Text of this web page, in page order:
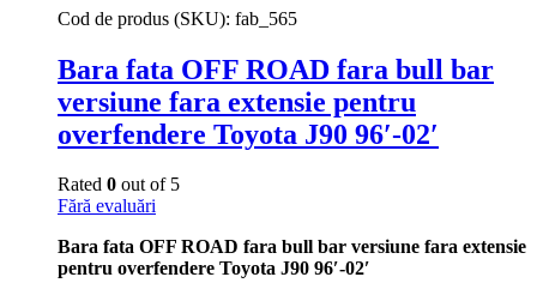
Cod de produs (SKU): fab_565
Bara fata OFF ROAD fara bull bar
versiune fara extensie pentru
overfendere Toyota J90 96′-02′
Rated 0 out of 5
Fără evaluări
Bara fata OFF ROAD fara bull bar versiune fara extensie
pentru overfendere Toyota J90 96′-02′